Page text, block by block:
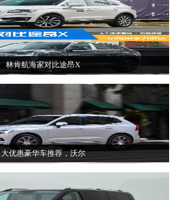
林肯航海家对比途昂X
大优惠豪华车推荐，沃尔